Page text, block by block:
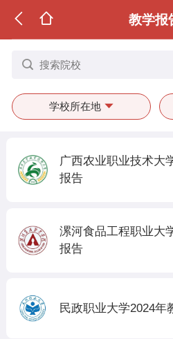
教学报
学校所在地
广西农业职业技术大
报告
漯河食品工程职业大
报告
民政职业大学2024年